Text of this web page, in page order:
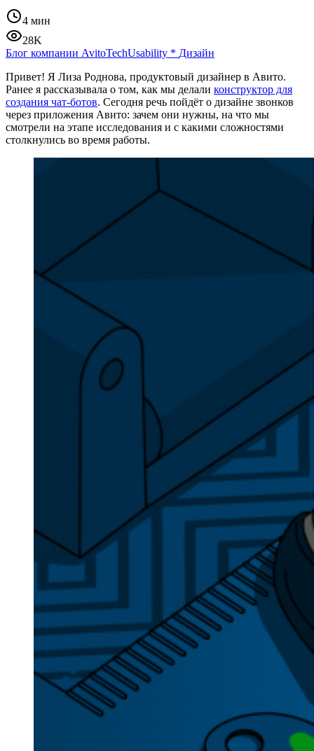
4 мин
28K
Блог компании AvitoTechUsability * Дизайн
Привет! Я Лиза Роднова, продуктовый дизайнер в Авито.
Ранее я рассказывала о том, как мы делали конструктор для
создания чат-ботов. Сегодня речь пойдёт о дизайне звонков
через приложения Авито: зачем они нужны, на что мы
смотрели на этапе исследования и с какими сложностями
столкнулись во время работы.